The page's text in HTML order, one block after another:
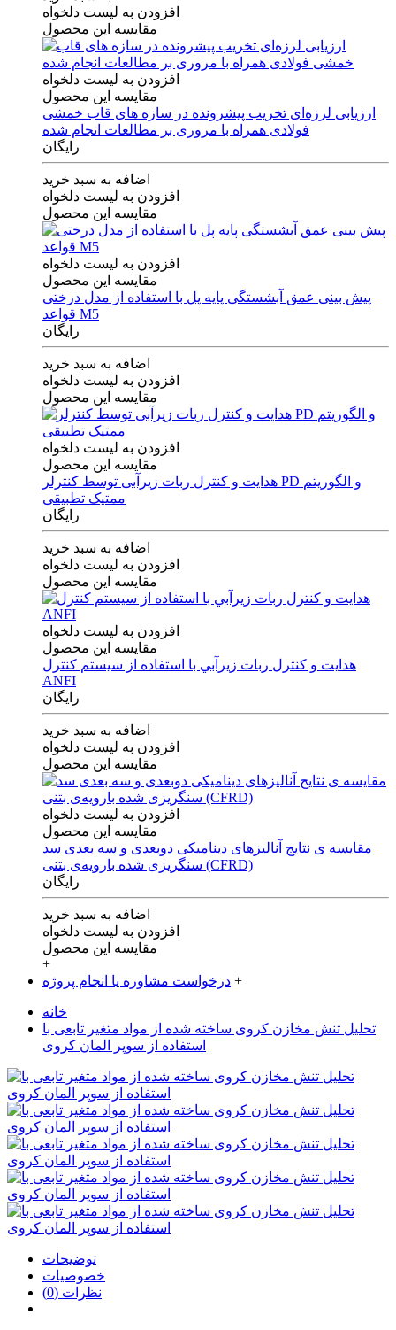
افزودن به لیست دلخواه
مقایسه این محصول
افزودن به لیست دلخواه
مقایسه این محصول
ارزیابی لرزه‌ای تخریب پیشرونده در سازه های قاب خمشی
فولادی همراه با مروری بر مطالعات انجام شده
رایگان
اضافه به سبد خرید
افزودن به لیست دلخواه
مقایسه این محصول
افزودن به لیست دلخواه
مقایسه این محصول
پیش بینی عمق آبشستگی پایه پل با استفاده از مدل درختی
قواعد M5
رایگان
اضافه به سبد خرید
افزودن به لیست دلخواه
مقایسه این محصول
افزودن به لیست دلخواه
مقایسه این محصول
هدایت و کنترل ربات زیرآبی توسط کنترلر PD و الگوریتم
ممتیک تطبیقی
رایگان
اضافه به سبد خرید
افزودن به لیست دلخواه
مقایسه این محصول
افزودن به لیست دلخواه
مقایسه این محصول
هدايت و كنترل ربات زيرآبي با استفاده از سيستم كنترل
ANFI
رایگان
اضافه به سبد خرید
افزودن به لیست دلخواه
مقایسه این محصول
افزودن به لیست دلخواه
مقایسه این محصول
مقایسه ی‌ نتایج آنالیزهای‌ دینامیکی‌ دوبعدی‌ و‌ سه بعدی‌ سد
سنگریزی‌ شده با‌رویه‌ی‌ بتنی‌ (CFRD)
رایگان
اضافه به سبد خرید
افزودن به لیست دلخواه
مقایسه این محصول
+
درخواست مشاوره یا انجام پروژه +
خانه
تحلیل تنش مخازن کروی ساخته شده از مواد متغیر تابعی با
استفاده از سوپر المان کروی
توضیحات
خصوصیات
نظرات (0)